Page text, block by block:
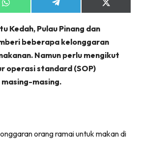
Share
on
Share
on
Share
on
Kedah, Pulau Pinang dan
beberapa kelonggaran
Namun perlu mengikut
operasi standard (SOP)
masing.
orang ramai untuk makan di